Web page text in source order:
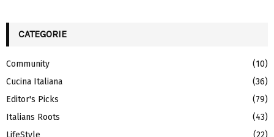
h
o
r
:
A
R
H
CATEGORIE
Community
(10)
Cucina Italiana
(36)
Editor's Picks
(79)
Italians Roots
(43)
LifeStyle
(22)